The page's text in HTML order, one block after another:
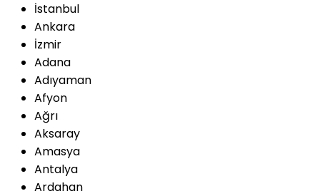
İstanbul
Ankara
İzmir
Adana
Adıyaman
Afyon
Ağrı
Aksaray
Amasya
Antalya
Ardahan